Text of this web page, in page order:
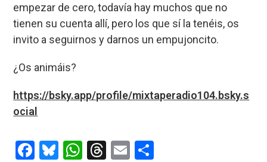
empezar de cero, todavía hay muchos que no
tienen su cuenta allí, pero los que sí la tenéis, os
invito a seguirnos y darnos un empujoncito.
¿Os animáis?
https://bsky.app/profile/mixtaperadio104.bsky.s
ocial
F
Bl W T
E